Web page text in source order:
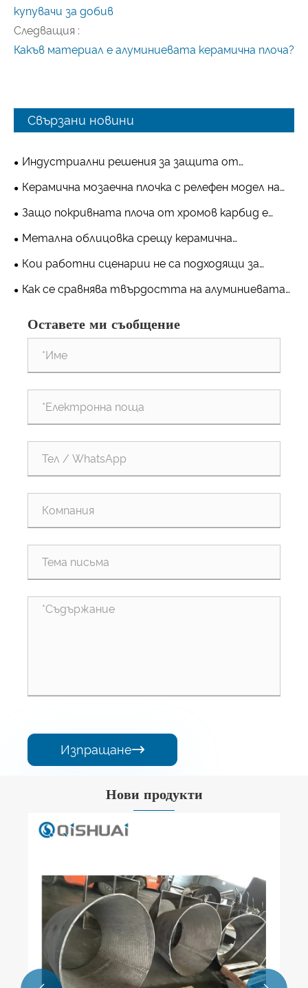
купувачи за добив
Следващия :
Какъв материал е алуминиевата керамична плоча?
Свързани новини
Индустриални решения за защита от
износване за минната и циментовата
промишленост
Керамична мозаечна плочка с релефен модел на
алуминиев оксид – практично решение за
износване от устойчиво на износване
оборудване Shandong Qishuai
Защо покривната плоча от хромов карбид е
много по-устойчива на износване от
обикновената стомана?
Метална облицовка срещу керамична
облицовка: кое предлага по-дълъг
експлоатационен живот в среди с висока
абразия?
Кои работни сценарии не са подходящи за
използването на устойчиви на износване
керамични композитни тръби?
Как се сравнява твърдостта на алуминиевата
Оставете ми съобщение
Изпращане
Нови продукти
Виж повече >>